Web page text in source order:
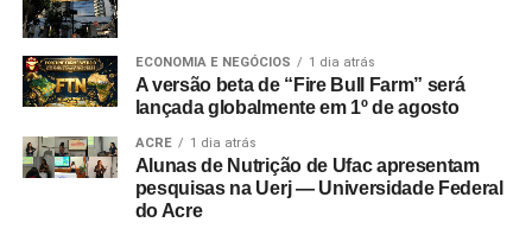
ECONOMIA E NEGÓCIOS 1 dia atrás
A versão beta de “Fire Bull Farm” será
lançada globalmente em 1º de agosto
ACRE 1 dia atrás
Alunas de Nutrição de Ufac apresentam
pesquisas na Uerj — Universidade Federal
do Acre